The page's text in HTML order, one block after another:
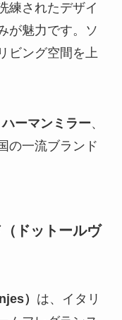
練されたデザイ
が魅力です。ソ
ビング空間を上
ハーマンミラー、
の一流ブランド
ドットールヴ
） は、イタリ